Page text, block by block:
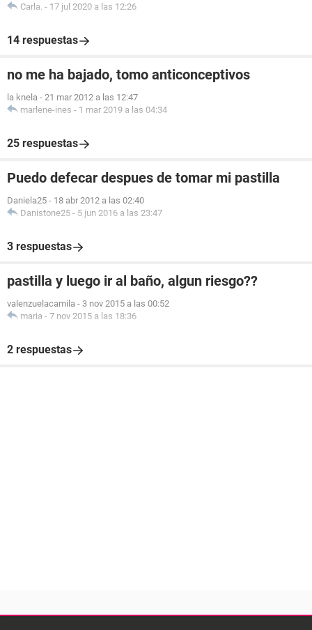
Carla. - 17 jul 2020 a las 12:26
14 respuestas
no me ha bajado, tomo anticonceptivos
la knela - 21 mar 2012 a las 12:47
marlene-ines - 1 mar 2019 a las 04:34
25 respuestas
Puedo defecar despues de tomar mi pastilla
Daniela25 - 18 abr 2012 a las 02:40
Danistone25 - 5 jun 2016 a las 23:47
3 respuestas
pastilla y luego ir al baño, algun riesgo??
valenzuelacamila - 3 nov 2015 a las 00:52
maria - 7 nov 2015 a las 18:36
2 respuestas